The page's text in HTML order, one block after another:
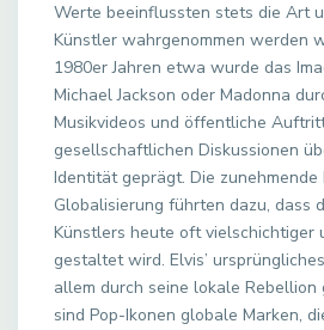
Werte beeinflussten stets die Art
Künstler wahrgenommen werden
1980er Jahren etwa wurde das
Michael Jackson oder Madonna
Musikvideos und öffentliche
gesellschaftlichen Diskussionen
Identität geprägt. Die
Globalisierung führten dazu, dass
Künstlers heute oft vielschichtiger
gestaltet wird. Elvis’
allem durch seine lokale Rebellion
sind Pop-Ikonen globale Marken,